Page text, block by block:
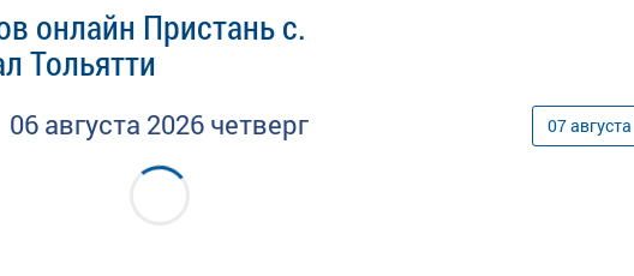
онлайн Пристань c.
Тольятти
06 августа 2026 четверг 07августа